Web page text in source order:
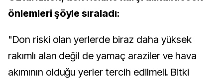
önlemleri şöyle sıraladı:
"Don riski olan yerlerde biraz daha yüksek
rakımlı alan değil de yamaç araziler ve hava
akımının olduğu yerler tercih edilmeli. Bitki